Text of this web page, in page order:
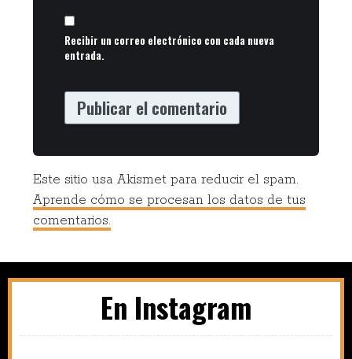
Recibir un correo electrónico con cada nueva
entrada.
Este sitio usa Akismet para reducir el spam.
Aprende cómo se procesan los datos de tus
comentarios.
En Instagram